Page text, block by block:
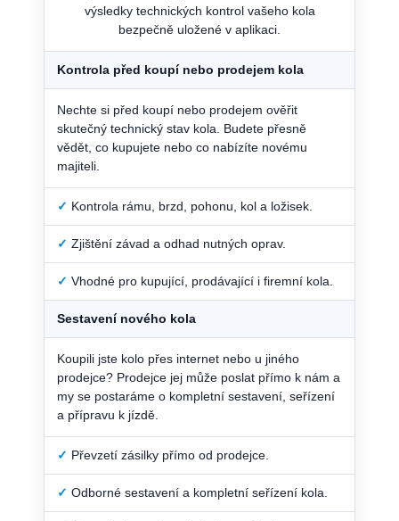
výsledky technických kontrol vašeho kola
bezpečně uložené v aplikaci.
Kontrola před koupí nebo prodejem kola
Nechte si před koupí nebo prodejem ověřit
skutečný technický stav kola. Budete přesně
vědět, co kupujete nebo co nabízíte novému
majiteli.
✓ Kontrola rámu, brzd, pohonu, kol a ložisek.
✓ Zjištění závad a odhad nutných oprav.
✓ Vhodné pro kupující, prodávající i firemní kola.
Sestavení nového kola
Koupili jste kolo přes internet nebo u jiného
prodejce? Prodejce jej může poslat přímo k nám a
my se postaráme o kompletní sestavení, seřízení
a přípravu k jízdě.
✓ Převzetí zásilky přímo od prodejce.
✓ Odborné sestavení a kompletní seřízení kola.